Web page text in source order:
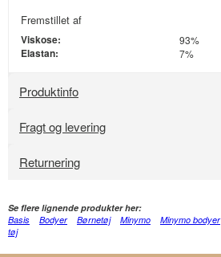
Fremstillet af
Viskose: 93%
Elastan: 7%
Produktinfo
Fragt og levering
Returnering
Se flere lignende produkter her:
Basis
Bodyer Børnetøj Minymo Minymo bodyer
tøj